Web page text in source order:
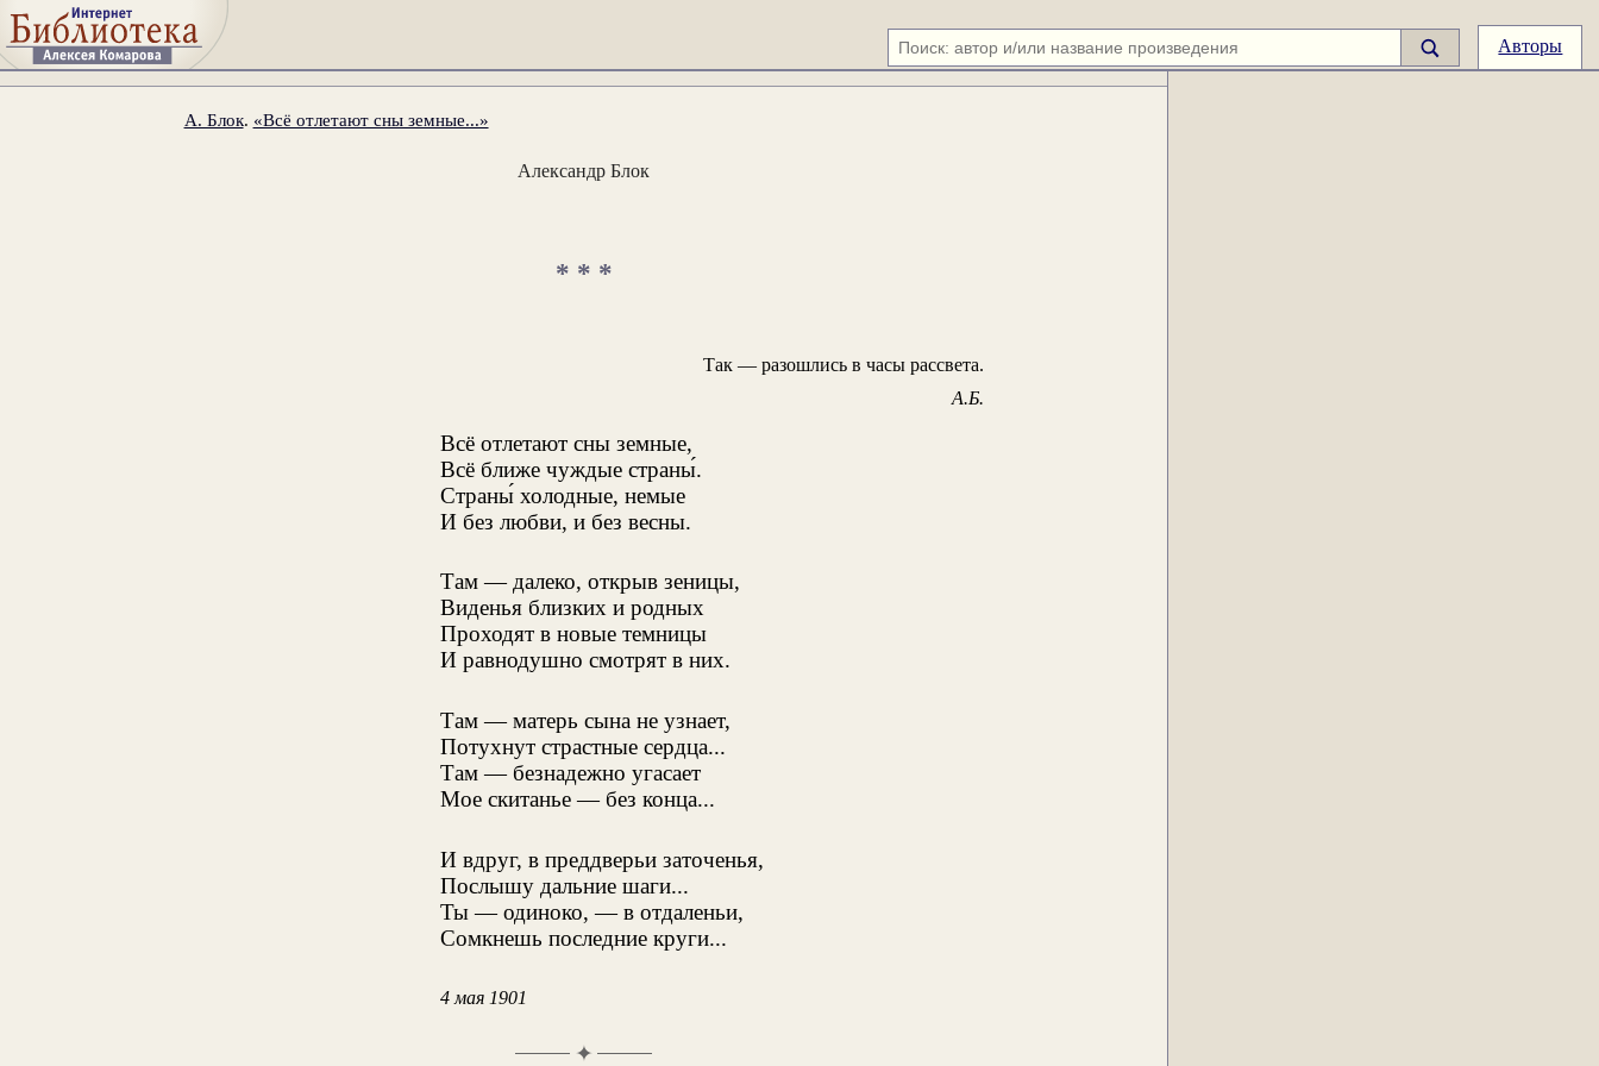
Авторы
А. Блок. «Всё отлетают сны земные...»
Александр Блок
* * *
Так — разошлись в часы рассвета.
А.Б.
Всё отлетают сны земные,
Всё ближе чуждые страны́.
Страны́ холодные, немые
И без любви, и без весны.
Там — далеко, открыв зеницы,
Виденья близких и родных
Проходят в новые темницы
И равнодушно смотрят в них.
Там — матерь сына не узнает,
Потухнут страстные сердца...
Там — безнадежно угасает
Мое скитанье — без конца...
И вдруг, в преддверьи заточенья,
Послышу дальние шаги...
Ты — одиноко, — в отдаленьи,
Сомкнешь последние круги...
4 мая 1901
✦